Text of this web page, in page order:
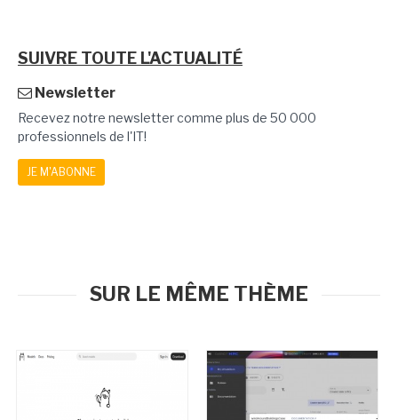
SUIVRE TOUTE L'ACTUALITÉ
Newsletter
Recevez notre newsletter comme plus de 50 000
professionnels de l'IT!
JE M'ABONNE
SUR LE MÊME THÈME